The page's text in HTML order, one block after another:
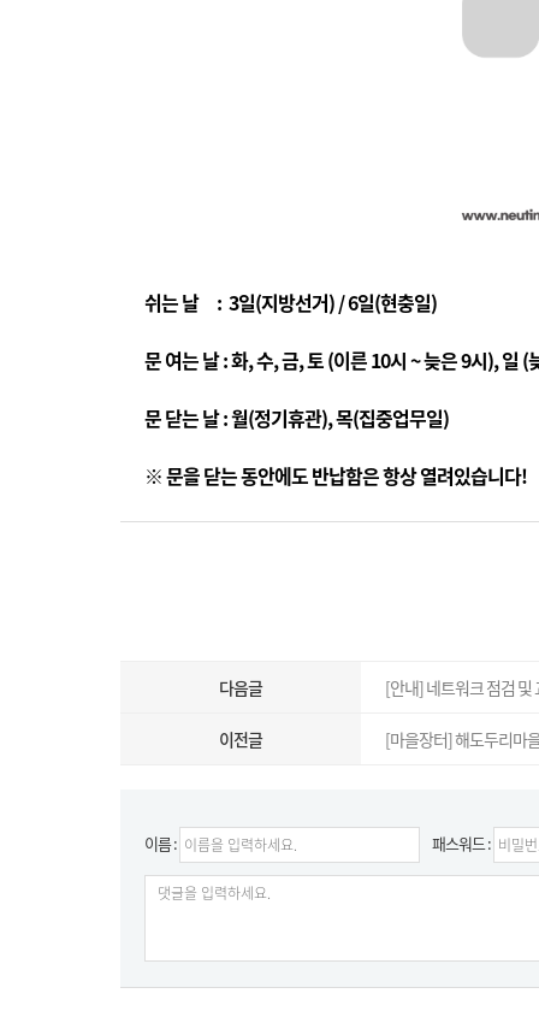
쉬는 날 : 3일(지방선거) / 6일(현충일)
문 여는 날 : 화, 수, 금, 토 (이른 10시 ~ 늦은 9시), 일
문 닫는 날 : 월(정기휴관), 목(집중업무일)
※ 문을 닫는 동안에도 반납함은 항상 열려있습니다!
다음글 [안내] 네트워크 점검 및
이전글 [마을장터] 해도두리마
이름 : 패스워드 :